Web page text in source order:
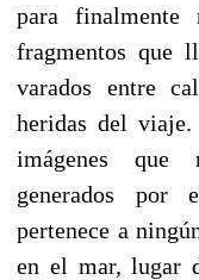
para finalmente
fragmentos que
varados entre
heridas del viaje.
imágenes que
generados por
pertenece a
en el mar, lugar